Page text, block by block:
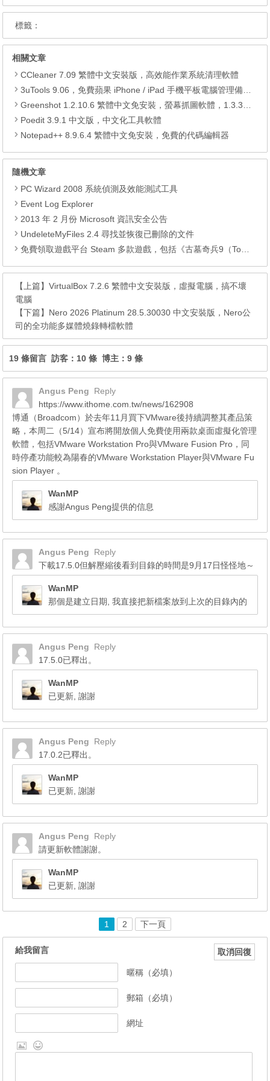
標籤：
相關文章
CCleaner 7.09 繁體中文安裝版，高效能作業系統清理軟體
3uTools 9.06，免費蘋果 iPhone / iPad 手機平板電腦管理備份還原軟體
Greenshot 1.2.10.6 繁體中文免安裝，螢幕抓圖軟體，1.3.315 安裝版
Poedit 3.9.1 中文版，中文化工具軟體
Notepad++ 8.9.6.4 繁體中文免安裝，免費的代碼編輯器
隨機文章
PC Wizard 2008 系統偵測及效能測試工具
Event Log Explorer
2013 年 2 月份 Microsoft 資訊安全公告
UndeleteMyFiles 2.4 尋找並恢復已刪除的文件
免費領取遊戲平台 Steam 多款遊戲，包括《古墓奇兵9（Tomb Raider）》、《古墓奇兵：歐西里斯神殿 LARA CROFT AND THE TEMPLE OF OSIRIS™》、《Deiland》、《Headsnatchers》、《Drawful 2》和《GOAT OF DUTY》。
【上篇】VirtualBox 7.2.6 繁體中文安裝版，虛擬電腦，搞不壞
電腦
【下篇】 Nero 2026 Platinum 28.5.30030 中文安裝版，Nero公
司的全功能多媒體燒錄轉檔軟體
19 條留言 訪客：10 條 博主：9 條
Angus Peng
Reply
https://www.ithome.com.tw/news/162908
博通（Broadcom）於去年11月買下VMware後持續調整其產品策
略，本周二（5/14）宣布將開放個人免費使用兩款桌面虛擬化管理
軟體，包括VMware Workstation Pro與VMware Fusion Pro，同
時停產功能較為陽春的VMware Workstation Player與VMware Fu
sion Player 。
WanMP
感謝Angus Peng提供的信息
Angus Peng
Reply
下載17.5.0但解壓縮後看到目錄的時間是‎9月‎17日怪怪地～
WanMP
那個是建立日期, 我直接把新檔案放到上次的目錄內的
Angus Peng
Reply
17.5.0已釋出。
WanMP
已更新, 謝謝
Angus Peng
Reply
17.0.2已釋出。
WanMP
已更新, 謝謝
Angus Peng
Reply
請更新軟體謝謝。
WanMP
已更新, 謝謝
1 2 下一頁
給我留言 取消回復
暱稱（必填）
郵箱（必填）
網址